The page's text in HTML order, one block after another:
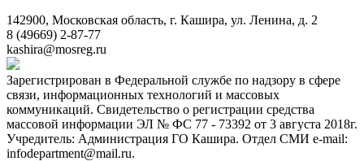
142900, Московская область, г. Кашира, ул. Ленина, д. 2
8 (49669) 2-87-77
kashira@mosreg.ru
Зарегистрирован в Федеральной службе по надзору в сфере
связи, информационных технологий и массовых
коммуникаций. Свидетельство о регистрации средства
массовой информации ЭЛ № ФС 77 - 73392 от 3 августа 2018г.
Учредитель: Администрация ГО Кашира. Отдел СМИ e-mail:
infodepartment@mail.ru.